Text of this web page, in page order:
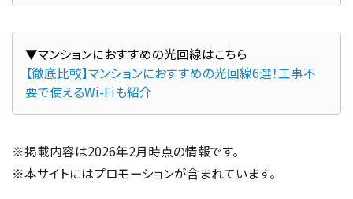
【徹底比較】マンションにおすすめの光回線6選！工事不
要で使えるWi-Fiも紹介
※掲載内容は2026年2月時点の情報です。
※本サイトにはプロモーションが含まれています。